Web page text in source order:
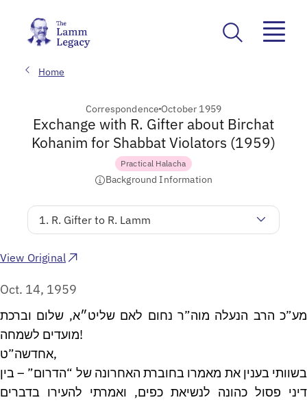
Home
CorrespondenceOctober 1959
Exchange with R. Gifter about Birchat
Kohanim for Shabbat Violators (1959)
Practical Halacha
Background Information
1. R. Gifter to R. Lamm
View Original
Oct. 14, 1959
מע”כ הרב הנעלה מוה”ר נחום לאם שליט״א, שלום וברכת
מועדים לשמחה!
אחדשה”ט,
בשוותי בענין את מאמרו בחוברת האחרונה של “הדרום” – בין
דיני פסול כהונה לנשיאת כפים, ואמרתי להעירו בדברים